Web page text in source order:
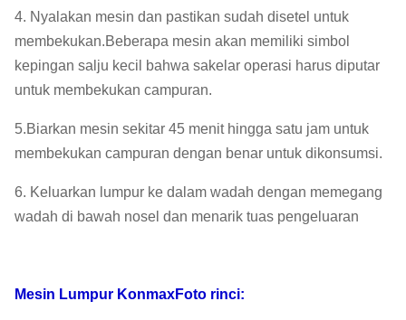
4. Nyalakan mesin dan pastikan sudah disetel untuk
membekukan.Beberapa mesin akan memiliki simbol
kepingan salju kecil bahwa sakelar operasi harus diputar
untuk membekukan campuran.
5.Biarkan mesin sekitar 45 menit hingga satu jam untuk
membekukan campuran dengan benar untuk dikonsumsi.
6. Keluarkan lumpur ke dalam wadah dengan memegang
wadah di bawah nosel dan menarik tuas pengeluaran
Mesin Lumpur KonmaxFoto rinci: